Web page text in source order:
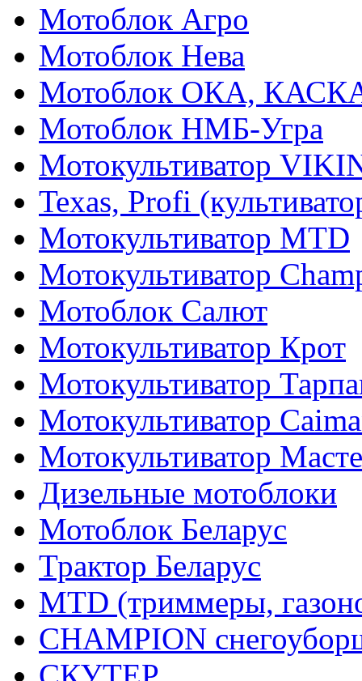
Мотоблок Агро
Мотоблок Нева
Мотоблок ОКА,
Мотоблок НМБ-Угра
Мотокультиватор
Texas, Profi
Мотокультиватор MTD
Мотокультиватор
Мотоблок Салют
Мотокультиватор Крот
Мотокультиватор
Мотокультиватор
Мотокультиватор
Дизельные мотоблоки
Мотоблок Беларус
Трактор Беларус
MTD (триммеры,
CHAMPION